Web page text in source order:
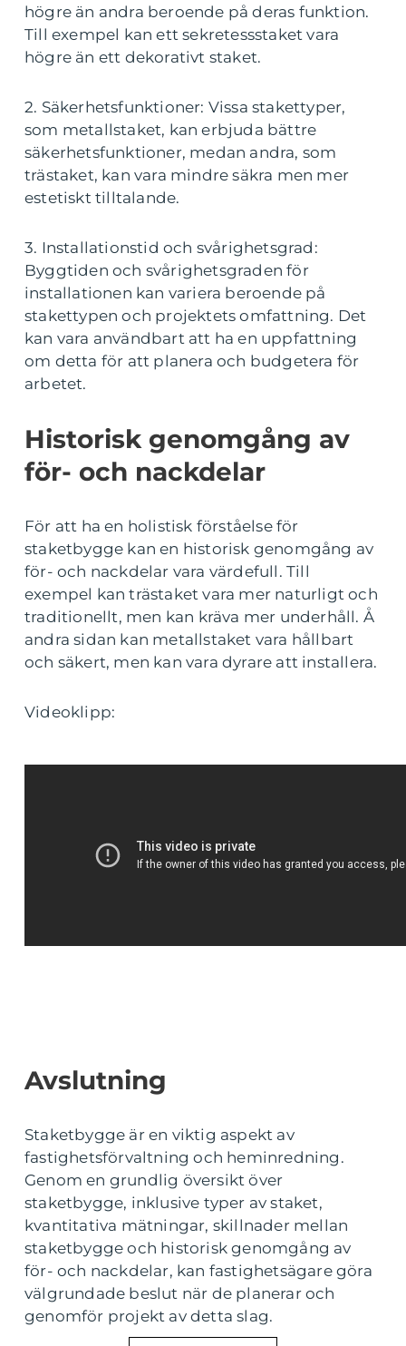
högre än andra beroende på deras funktion.
Till exempel kan ett sekretessstaket vara
högre än ett dekorativt staket.
2. Säkerhetsfunktioner: Vissa stakettyper,
som metallstaket, kan erbjuda bättre
säkerhetsfunktioner, medan andra, som
trästaket, kan vara mindre säkra men mer
estetiskt tilltalande.
3. Installationstid och svårighetsgrad:
Byggtiden och svårighetsgraden för
installationen kan variera beroende på
stakettypen och projektets omfattning. Det
kan vara användbart att ha en uppfattning
om detta för att planera och budgetera för
arbetet.
Historisk genomgång av
för- och nackdelar
För att ha en holistisk förståelse för
staketbygge kan en historisk genomgång av
för- och nackdelar vara värdefull. Till
exempel kan trästaket vara mer naturligt och
traditionellt, men kan kräva mer underhåll. Å
andra sidan kan metallstaket vara hållbart
och säkert, men kan vara dyrare att installera.
Videoklipp:
Avslutning
Staketbygge är en viktig aspekt av
fastighetsförvaltning och heminredning.
Genom en grundlig översikt över
staketbygge, inklusive typer av staket,
kvantitativa mätningar, skillnader mellan
staketbygge och historisk genomgång av
för- och nackdelar, kan fastighetsägare göra
välgrundade beslut när de planerar och
genomför projekt av detta slag.